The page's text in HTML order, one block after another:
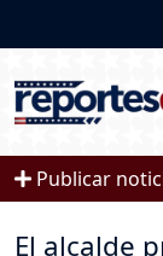
Publicar
El alcalde